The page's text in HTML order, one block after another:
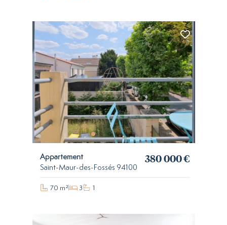
Appartement
Saint-Maur-des-Fossés 94100
380 000 €
70 m² 3 1